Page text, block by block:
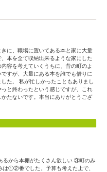
に、職場に置いてある本と家に大量
本を全て収納出来るような家にした
容を考えていくうちに、昔の町のよ
すが、大量にある本を誰でも借りに
た。 私が忙しかったこともありまし
と終わったという感じですが、これ
たないです。本当にありがとうござ
から本棚がたくさん欲しい ③町のみ
は①②番でした。予算も考えた上で、